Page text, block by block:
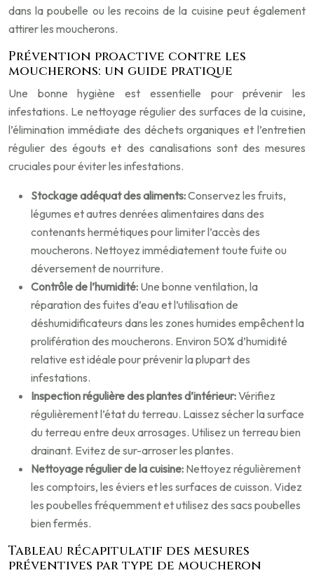
dans la poubelle ou les recoins de la cuisine peut également
attirer les moucherons.
Prévention proactive contre les
moucherons: un guide pratique
Une bonne hygiène est essentielle pour prévenir les
infestations. Le nettoyage régulier des surfaces de la cuisine,
l’élimination immédiate des déchets organiques et l’entretien
régulier des égouts et des canalisations sont des mesures
cruciales pour éviter les infestations.
Stockage adéquat des aliments:Conservez les fruits,
légumes et autres denrées alimentaires dans des
contenants hermétiques pour limiter l’accès des
moucherons. Nettoyez immédiatement toute fuite ou
déversement de nourriture.
Contrôle de l’humidité: Une bonne ventilation, la
réparation des fuites d’eau et l’utilisation de
déshumidificateurs dans les zones humides empêchent la
prolifération des moucherons. Environ 50% d’humidité
relative est idéale pour prévenir la plupart des
infestations.
Inspection régulière des plantes d’intérieur:Vérifiez
régulièrement l’état du terreau. Laissez sécher la surface
du terreau entre deux arrosages. Utilisez un terreau bien
drainant. Evitez de sur-arroser les plantes.
Nettoyage régulier de la cuisine: Nettoyez régulièrement
les comptoirs, les éviers et les surfaces de cuisson. Videz
les poubelles fréquemment et utilisez des sacs poubelles
bien fermés.
Tableau récapitulatif des mesures
préventives par type de moucheron